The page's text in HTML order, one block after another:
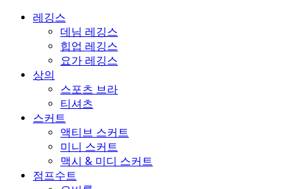
레깅스
데님 레깅스
힙업 레깅스
요가 레깅스
상의
스포츠 브라
티셔츠
스커트
액티브 스커트
미니 스커트
맥시 & 미디 스커트
점프수트